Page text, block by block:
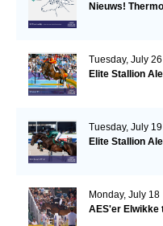
Nieuws!
Tuesday, July 26
Elite Stallion
Tuesday, July 19
Elite Stallion
Monday, July 18
AES'er Elwikke